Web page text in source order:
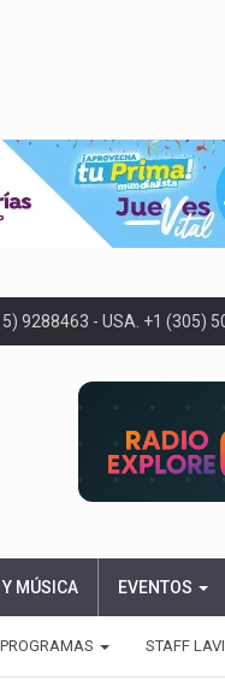
9288463 - USA. +1 (305)
MÚSICA EVENTOS
PROGRAMAS STAFF